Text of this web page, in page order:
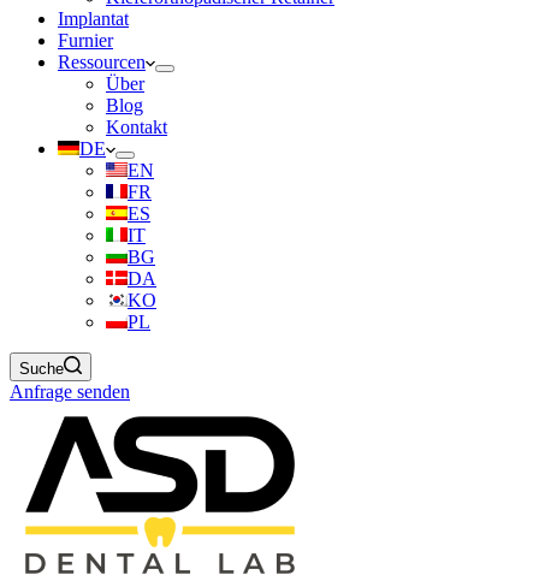
Implantat
Furnier
Ressourcen
Über
Blog
Kontakt
DE
EN
FR
ES
IT
BG
DA
KO
PL
Suche
Anfrage senden